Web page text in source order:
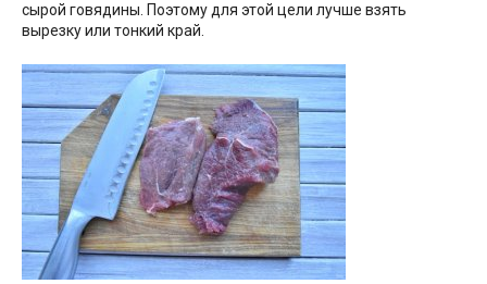
сырой говядины. Поэтому для этой цели лучше взять
вырезку или тонкий край.